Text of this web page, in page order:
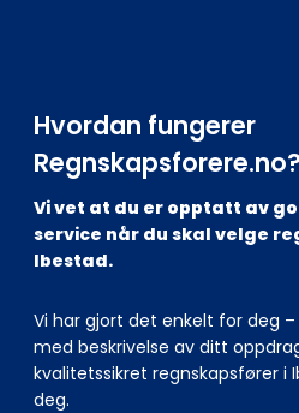
Hvordan fungerer
Regnskapsforere.no?
Vi vet at du er opptatt av
service når du skal velge
Ibestad.
Vi har gjort det enkelt for deg
med beskrivelse av ditt
kvalitetssikret regnskapsfører i
deg.